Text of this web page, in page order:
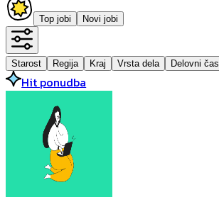
Top jobi Novi jobi
Starost Regija Kraj Vrsta dela Delovni čas
Hit ponudba